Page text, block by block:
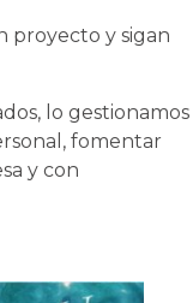
proyecto y sigan
lo gestionamos
fomentar
y con